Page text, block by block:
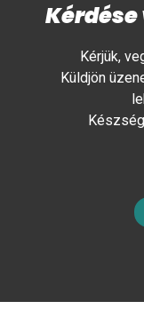
Kérjük,
Küldjön